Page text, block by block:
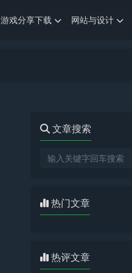
游戏分享下载 网站与设计
文章搜索
热门文章
热评文章